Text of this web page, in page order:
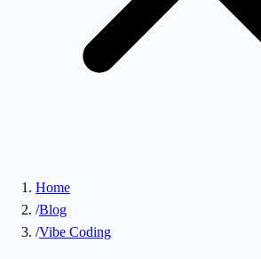
Home
/Blog
/Vibe Coding